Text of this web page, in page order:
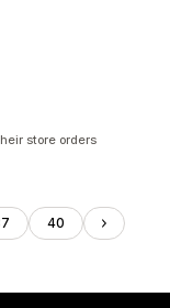
store orders
40